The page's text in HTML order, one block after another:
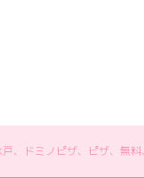
、ドミノピザ、ピザ、無